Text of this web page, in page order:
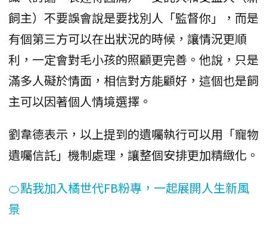
飼主）不要誤會說是要找別人「監督你」，而是
有個第三方可以在出狀況的時候，讓情況更順
利，一定會對毛小孩的照顧更完善。他說，只是
滿多人礙於情面，相信對方能顧好，這個也是飼
主可以因著個人情境選擇。
劉韋德表示，以上提到的遺囑執行可以用「寵物
遺囑信託」機制處理，讓整個安排更加精緻化。
🍊點我加入橘世代FB粉專，一起展開人生新風
景